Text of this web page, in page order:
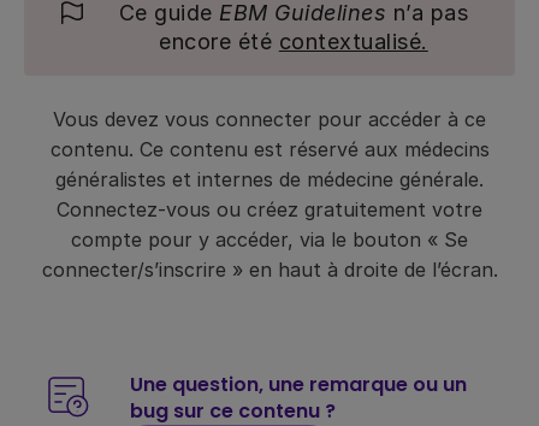
Ce guide EBM Guidelines n’a pas
encore été contextualisé.
Vous devez vous connecter pour accéder à ce
contenu. Ce contenu est réservé aux médecins
généralistes et internes de médecine générale.
Connectez-vous ou créez gratuitement votre
compte pour y accéder, via le bouton « Se
connecter/s’inscrire » en haut à droite de l’écran.
Une question, une remarque ou un
bug sur ce contenu ?